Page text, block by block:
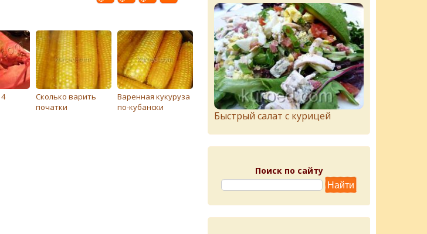
Сколько варить
початки
Варенная кукуруза
по-кубански
Быстрый салат с курицей
Поиск по сайту